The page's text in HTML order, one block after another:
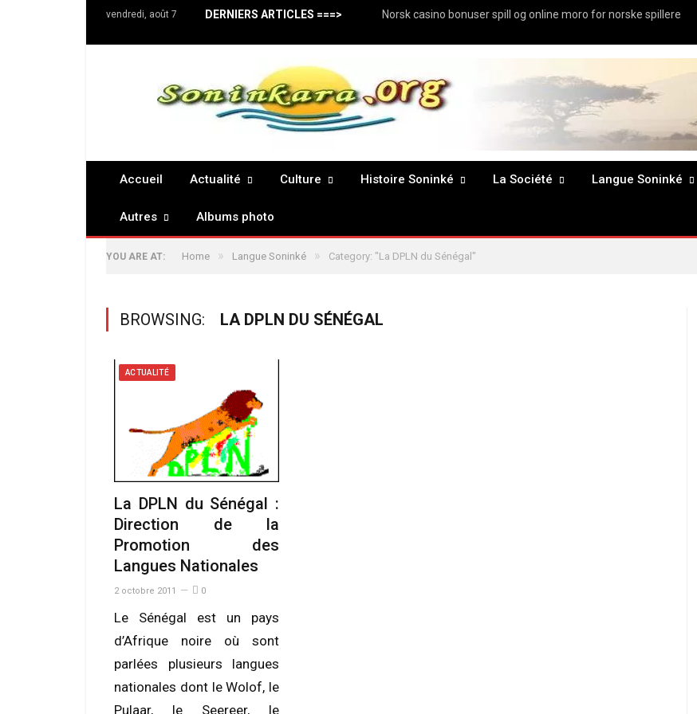
vendredi, août 7 DERNIERS ARTICLES ===> Norsk casino bonuser spill og online moro for norske spillere
Accueil Actualité Culture Histoire Soninké La Société Langue Soninké
Autres Albums photo
YOU ARE AT: Home » Langue Soninké » Category: "La DPLN du Sénégal"
BROWSING: LA DPLN DU SÉNÉGAL
ACTUALITÉ
La DPLN du Sénégal :
Direction de la
Promotion des
Langues Nationales
2 octobre 2011 0
Le Sénégal est un pays
d’Afrique noire où sont
parlées plusieurs langues
nationales dont le Wolof, le
Pulaar, le Seereer, le